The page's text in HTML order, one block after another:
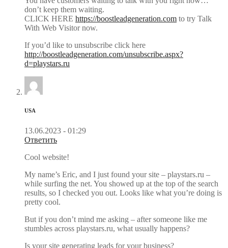
don’t keep them waiting.
CLICK HERE https://boostleadgeneration.com to try Talk
With Web Visitor now.
If you’d like to unsubscribe click here
http://boostleadgeneration.com/unsubscribe.aspx?
d=playstars.ru
USA
13.06.2023 - 01:29
Ответить
Cool website!
My name’s Eric, and I just found your site – playstars.ru –
while surfing the net. You showed up at the top of the search
results, so I checked you out. Looks like what you’re doing is
pretty cool.
But if you don’t mind me asking – after someone like me
stumbles across playstars.ru, what usually happens?
Is your site generating leads for your business?